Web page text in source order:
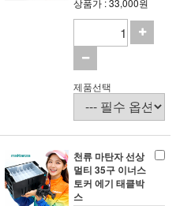
제품선택
천류 마탄자 선상
멀티 35구 이너스
토커 에기 태클박
스